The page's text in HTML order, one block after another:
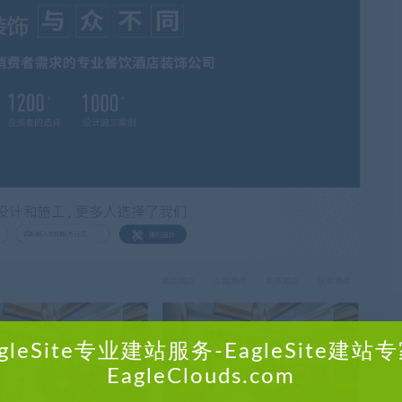
专业建站服务-EagleSite建站
EagleClouds.com